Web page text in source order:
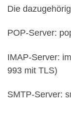
Die
POP-Server:
IMAP-Server:
993 mit TLS)
SMTP-Server: